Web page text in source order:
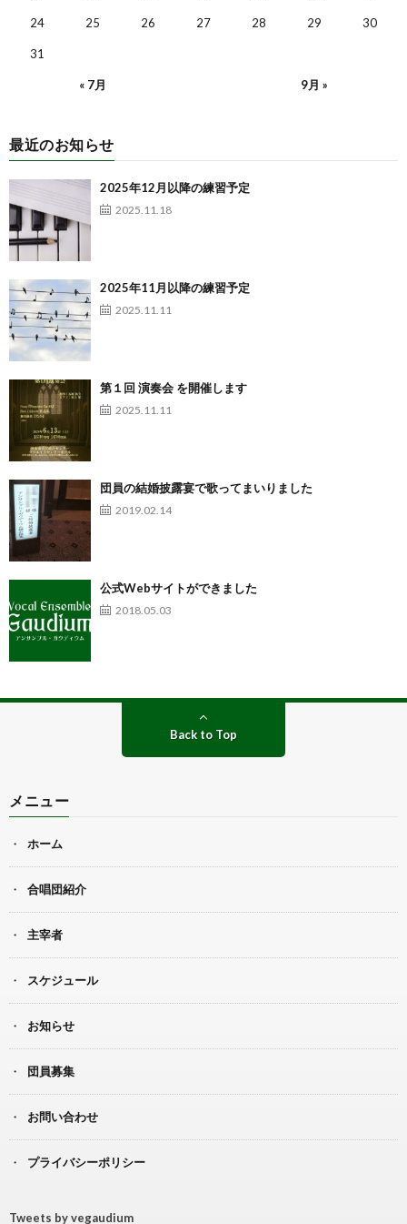
24 25 26 27 28 29 30
31
« 7月 9月 »
最近のお知らせ
2025年12月以降の練習予定
2025.11.18
2025年11月以降の練習予定
2025.11.11
第１回 演奏会 を開催します
2025.11.11
団員の結婚披露宴で歌ってまいりました
2019.02.14
公式Webサイトができました
2018.05.03
Back to Top
メニュー
ホーム
合唱団紹介
主宰者
スケジュール
お知らせ
団員募集
お問い合わせ
プライバシーポリシー
Tweets by vegaudium